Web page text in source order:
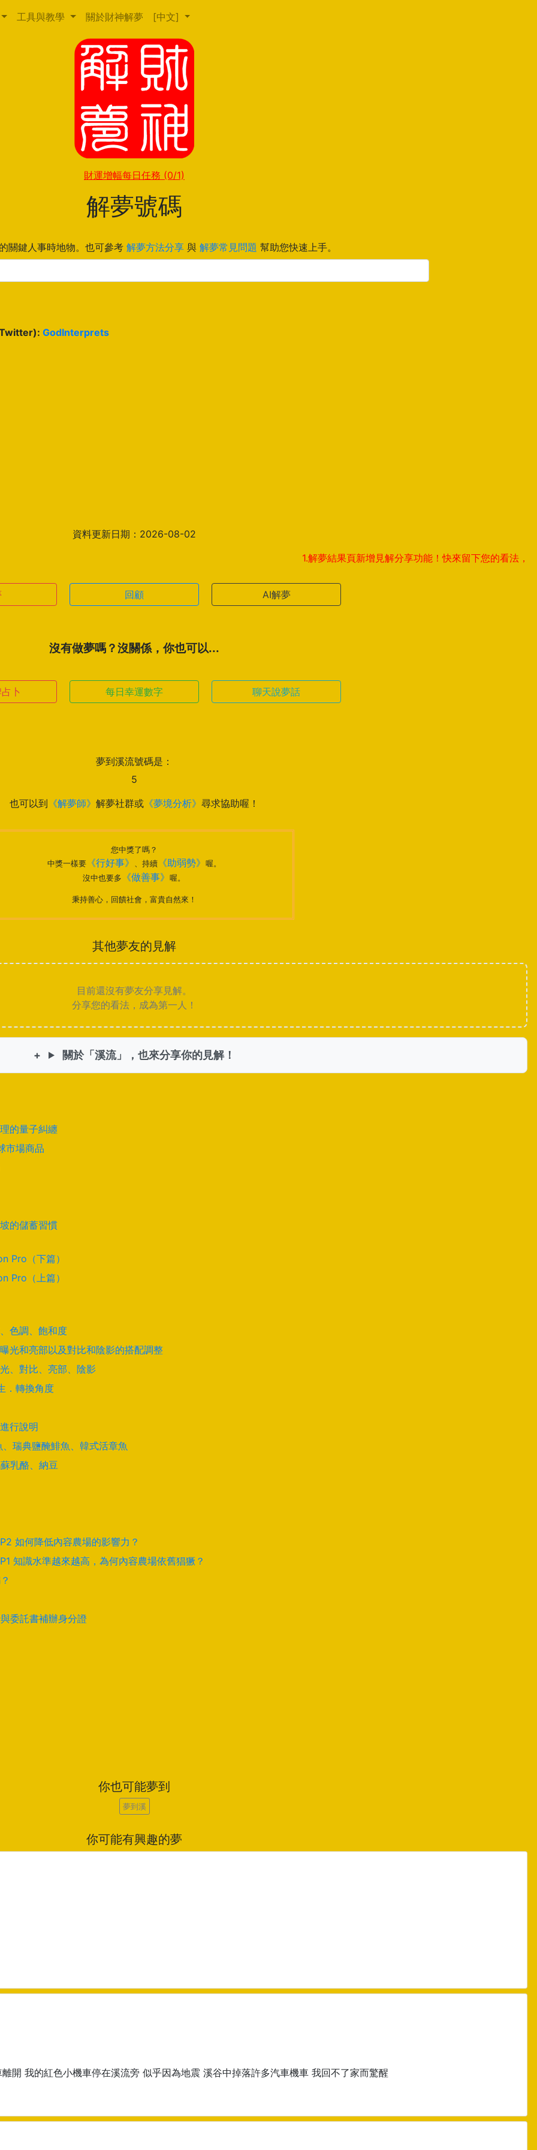
工具與教學 關於財神解夢 [中文]
財運增幅每日任務 (0/1)
解夢號碼
關鍵人事時地物。也可參考 解夢方法分享 與 解夢常見問題 幫助您快速上手。
GodInterprets
資料更新日期：2026-08-02
1.解夢結果頁新增見解分享功能！快來留下您的看法，與全
回顧 AI解夢
沒有做夢嗎？沒關係，你也可以...
卜 每日幸運數字 聊天說夢話
夢到溪流號碼是：
5
也可以到 《解夢師》 解夢社群或 《夢境分析》 尋求協助喔！
您中獎了嗎？
中獎一樣要《行好事》 、持續《助弱勢》 喔。
沒中也要多
《做善事》喔。
秉持善心，回饋社會，富貴自然來！
其他夢友的見解
目前還沒有夢友分享見解。
分享您的看法，成為第一人！
關於「溪流」，也來分享你的見解！
的量子糾纏
市場商品
的儲蓄習慣
Pro（下篇）
Pro（上篇）
色調、飽和度
光和亮部以及對比和陰影的搭配調整
、對比、亮部、陰影
．轉換角度
行說明
瑞典鹽醃鯡魚、韓式活章魚
乳酪、納豆
如何降低內容農場的影響力？
知識水準越來越高，為何內容農場依舊猖獗？
委託書補辦身分證
你也可能夢到
夢到溪
你可能有興趣的夢
開 我的紅色小機車停在溪流旁 似乎因為地震 溪谷中掉落許多汽車機車 我回不了家而驚醒